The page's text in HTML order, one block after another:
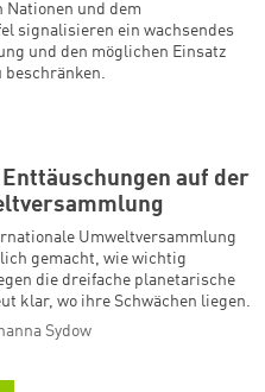
Nationen und dem
signalisieren ein wachsendes
und den möglichen Einsatz
beschränken.
auf der
Umweltversammlung
gemacht, wie wichtig
die dreifache planetarische
klar, wo ihre Schwächen liegen.
Sydow